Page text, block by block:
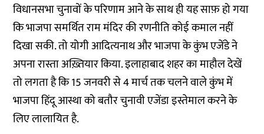
विधानसभा चुनावों के परिणाम आने के साथ ही यह साफ़ हो गया
कि भाजपा समर्थित राम मंदिर की रणनीति कोई कमाल नहीं
दिखा सकी. तो योगी आदित्यनाथ और भाजपा के कुंभ एजेंडे ने
अपना रास्ता अख़्तियार किया. इलाहाबाद शहर का माहौल देखें
तो लगता है कि 15 जनवरी से 4 मार्च तक चलने वाले कुंभ में
भाजपा हिंदू आस्था को बतौर चुनावी एजेंडा इस्तेमाल करने के
लिए लालायित है.